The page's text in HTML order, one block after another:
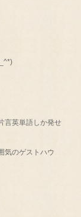
言英単語しか発せ
気のゲストハウ